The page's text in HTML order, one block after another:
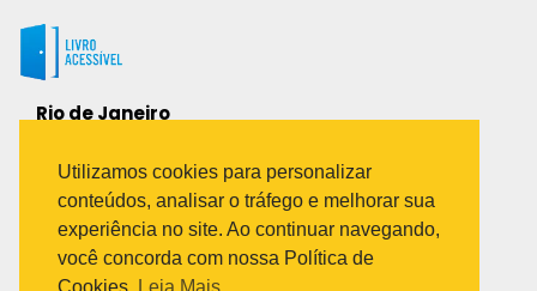
Rio de Janeiro
Bairro Industrial do Jacaré
Rio de Janeiro – RJ – CEP: 20970-031
Telefone:
(21) 3278-8069
(21) 3995-7512
Utilizamos cookies para personalizar
conteúdos, analisar o tráfego e melhorar sua
experiência no site. Ao continuar navegando,
você concorda com nossa Política de